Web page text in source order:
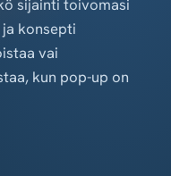
sijainti toivomasi
konsepti
vai
kun pop-up on